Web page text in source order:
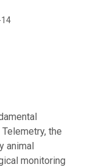
the
animal
monitoring